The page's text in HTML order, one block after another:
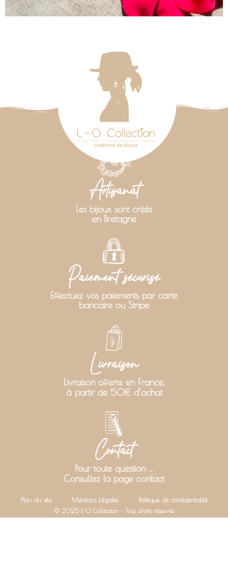
Artisanat
Les bijoux sont créés
en Bretagne
Paiement sécurisé
Effectuez vos paiements par carte
bancaire ou Stripe
Livraison
Livraison offerte en France,
à partir de 50€ d’achat
Contact
Pour toute question …
Consultez la page contact
Plan du site Mentions Légales Politique de confidentialité
© 2025 L-O Collection – Tous droits réservés